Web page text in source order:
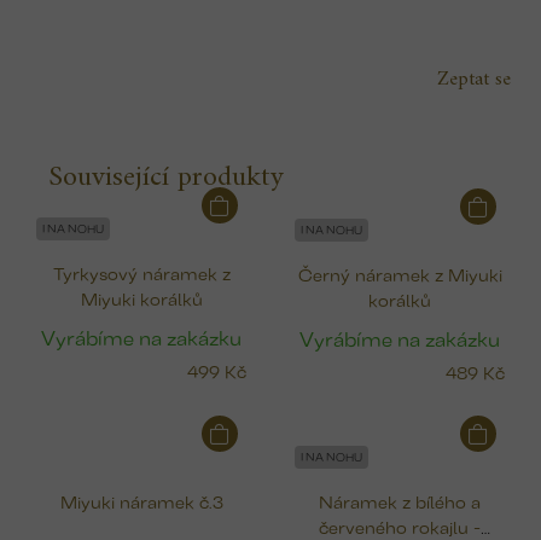
Zeptat se
Související produkty
I NA NOHU
Tyrkysový náramek z
Miyuki korálků
Vyrábíme na zakázku
499 Kč
I NA NOHU
Černý náramek z Miyuki
korálků
Vyrábíme na zakázku
489 Kč
Miyuki náramek č.3
I NA NOHU
Náramek z bílého a
červeného rokajlu -